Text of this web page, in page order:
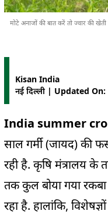
मोटे अनाजों की बात करें तो ज्वार की
Kisan India
नई दिल्ली | Updated
India summer
साल गर्मी (जायद) की
रही है. कृषि मंत्रालय के
तक कुल बोया गया
रहा है. हालांकि,